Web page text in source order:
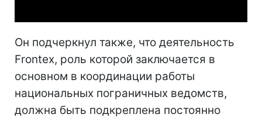
Он подчеркнул также, что деятельность
Frontex, роль которой заключается в
основном в координации работы
национальных пограничных ведомств,
должна быть подкреплена постоянно